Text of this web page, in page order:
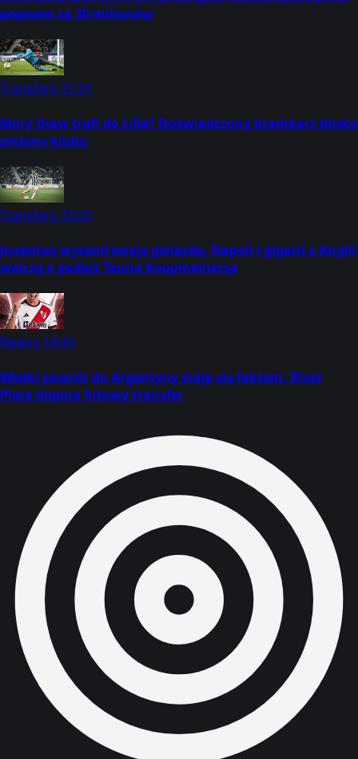
popisem za 30 milionów
Transfery 15:31
Mory Diaw trafi do Lille? Doświadczony bramkarz blisko
zmiany klubu
Transfery 15:01
Juventus wycenił swoją gwiazdę. Napoli i gigant z Anglii
walczą o podpis Teuna Koopmeinersa
Newsy 14:43
Wielki powrót do Argentyny staje się faktem. River
Plate dopina hitowy transfer